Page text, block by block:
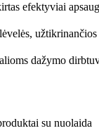
efektyviai
dažymo
su nuolaida